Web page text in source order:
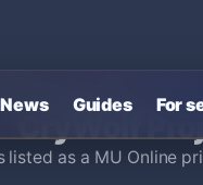
News Guides For
›MU Online Private
CryWolf
listed as a MU Online